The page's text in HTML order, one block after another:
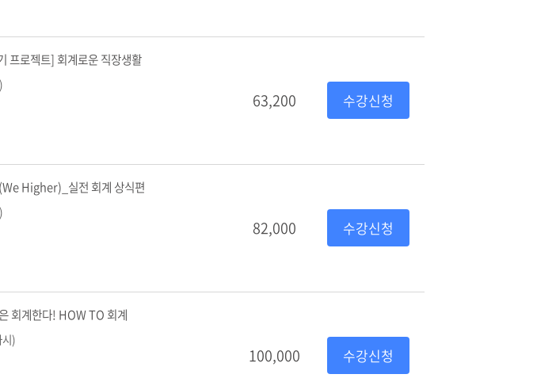
프로젝트] 회계로운 직장생활
63,200 수강신청
Higher)_실전 회계 상식편
82,000 수강신청
회계한다! HOW TO 회계
)
100,000 수강신청